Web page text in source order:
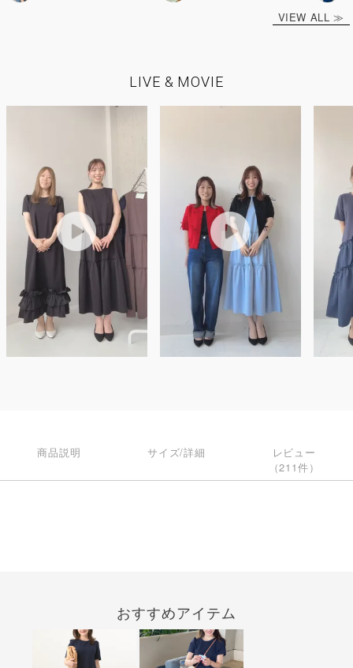
VIEW ALL ≫
LIVE & MOVIE
商品説明 サイズ/詳細
レビュー
（211件）
おすすめアイテム